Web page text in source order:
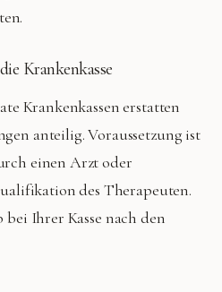
Krankenkasse
Krankenkassen erstatten
anteilig. Voraussetzung ist
einen Arzt oder
des Therapeuten.
Ihrer Kasse nach den